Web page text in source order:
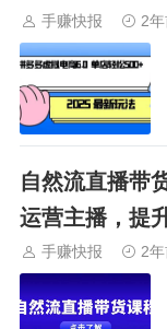
手赚快报 2
自然流直播带
运营主播，提
手赚快报 2